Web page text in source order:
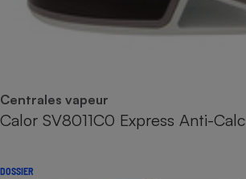
Centrales vapeur
Calor SV8011C0 Express Anti-Calc
DOSSIER